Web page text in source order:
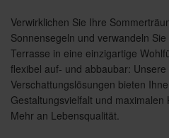
Verwirklichen Sie Ihre
Sonnensegeln und verwandeln
Terrasse in eine einzigartige
flexibel auf- und abbaubar: Unsere
Verschattungslösungen bieten
Gestaltungsvielfalt und
Mehr an Lebensqualität.